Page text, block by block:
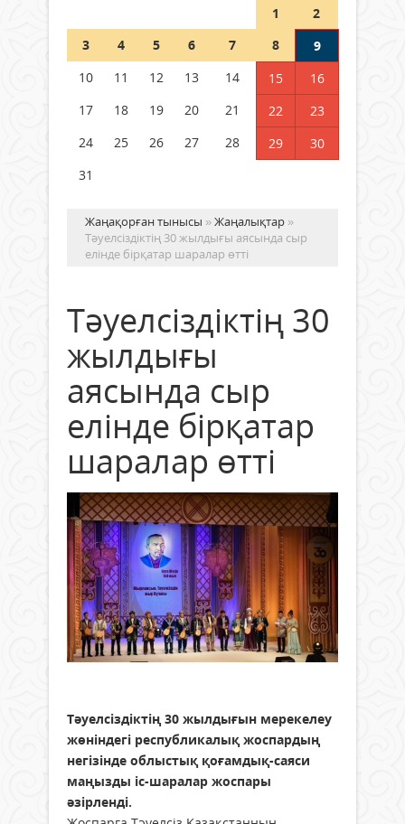
Шетелде жүрген Қазақстан
азаматтары қалай дауыс бере
1
2
3
4 5 6 7 8
9
10
11 12 13 14 15
16
17
18 19 20 21 22
23
24
25 26 27 28 29
30
31
Жаңақорған тынысы »Жаңалықтар »
Тәуелсіздіктің 30 жылдығы аясында сыр
елінде бірқатар шаралар өтті
Тәуелсіздіктің 30
жылдығы
аясында сыр
елінде бірқатар
шаралар өтті
Тәуелсіздіктің 30 жылдығын мерекелеу
жөніндегі республикалық жоспардың
негізінде облыстық қоғамдық-саяси
маңызды іс-шаралар жоспары
әзірленді.